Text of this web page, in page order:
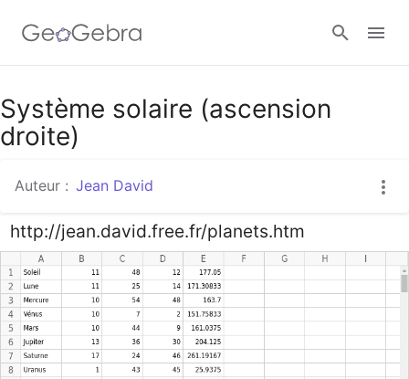
Google Classroom
Se connecter
Système solaire (ascension
droite)
Auteur : Jean David
http://jean.david.free.fr/planets.htm